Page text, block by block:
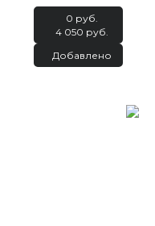
0 руб.
4 050 руб.
Добавлено